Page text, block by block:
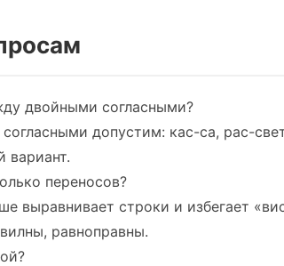
двойными согласными?
допустим: кас-са, рас-
вариант.
переносов?
выравнивает строки и избегает
равноправны.